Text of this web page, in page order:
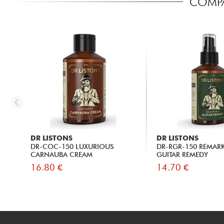
DR LISTONS
DR-COC-150 LUXURIOUS
CARNAUBA CREAM
16.80 €
DR LISTONS
DR-RGR-150
GUITAR REMEDY
14.70 €